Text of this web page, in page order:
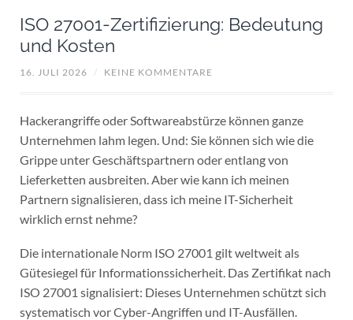
ISO 27001-Zertifizierung: Bedeutung
und Kosten
16. JULI 2026 / KEINE KOMMENTARE
Hackerangriffe oder Softwareabstürze können ganze
Unternehmen lahm legen. Und: Sie können sich wie die
Grippe unter Geschäftspartnern oder entlang von
Lieferketten ausbreiten. Aber wie kann ich meinen
Partnern signalisieren, dass ich meine IT-Sicherheit
wirklich ernst nehme?
Die internationale Norm ISO 27001 gilt weltweit als
Gütesiegel für Informationssicherheit. Das Zertifikat nach
ISO 27001 signalisiert: Dieses Unternehmen schützt sich
systematisch vor Cyber-Angriffen und IT-Ausfällen.